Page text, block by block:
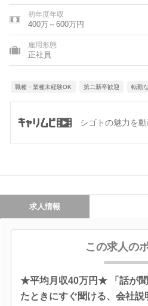
初年度年収
400万～600万円
雇用形態
正社員
職種・業種未経験OK 第二新卒歓迎 転勤な
シゴトの魅力を
求人情報
この求人の
★平均月収40万円★ 「話が
たときにすぐ聞ける、会社説